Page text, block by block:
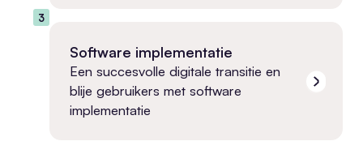
3
Software implementatie
Een succesvolle digitale transitie en
blije gebruikers met software
implementatie